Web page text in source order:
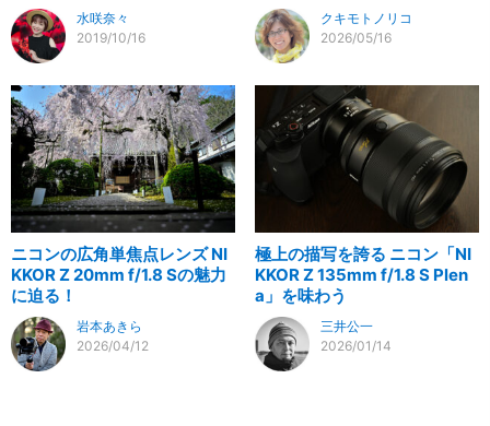
水咲奈々
2019/10/16
クキモトノリコ
2026/05/16
ニコンの広角単焦点レンズ NI
KKOR Z 20mm f/1.8 Sの魅力
に迫る！
岩本あきら
2026/04/12
極上の描写を誇る ニコン「NI
KKOR Z 135mm f/1.8 S Plen
a」を味わう
三井公一
2026/01/14